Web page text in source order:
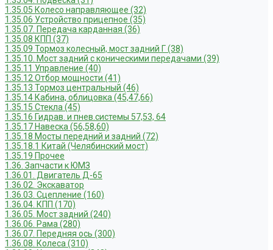
1.35.05 Колесо направляющее (32)
1.35.06 Устройство прицепное (35)
1.35.07. Передача карданная (36)
1.35.08 КПП (37)
1.35.09 Тормоз колесный, мост задний Г (38)
1.35.10. Мост задний с коническими передачами (39)
1.35.11 Управление (40)
1.35.12 Отбор мощности (41)
1.35.13 Тормоз центральный (46)
1.35.14 Кабина, облицовка (45,47,66)
1.35.15 Стекла (45)
1.35.16 Гидрав. и пнев.системы 57,53, 64
1.35.17 Навеска (56,58,60)
1.35.18 Мосты передний и задний (72)
1.35.18.1 Китай (Челябинский мост)
1.35.19 Прочее
1.36. Запчасти к ЮМЗ
1.36.01. Двигатель Д-65
1.36.02. Экскаватор
1.36.03. Сцепление (160)
1.36.04. КПП (170)
1.36.05. Мост задний (240)
1.36.06. Рама (280)
1.36.07. Передняя ось (300)
1.36.08. Колеса (310)